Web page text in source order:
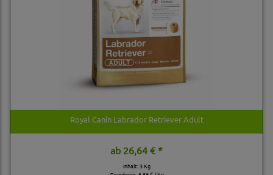
Royal Canin Labrador Retriever Adult
ab26,64 € *
Inhalt: 3 Kg